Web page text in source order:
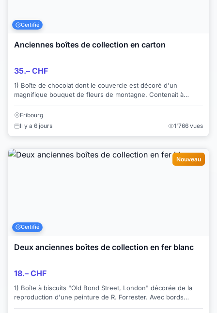
Certifié
Anciennes boîtes de collection en carton
35.– CHF
1) Boîte de chocolat dont le couvercle est décoré d'un
magnifique bouquet de fleurs de montagne. Contenait à
Fribourg
Il y a 6 jours
1'766 vues
Nouveau
Certifié
Deux anciennes boîtes de collection en fer blanc
18.– CHF
1) Boîte à biscuits "Old Bond Street, London" décorée de la
reproduction d'une peinture de R. Forrester. Avec bords